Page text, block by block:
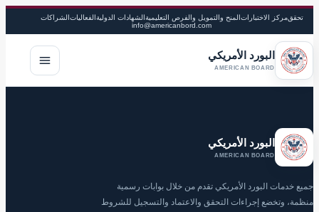
تحققمركز الاختباراتالمنح والتمويل والفرص التعليميةالشهادات الدوليةالفعالياتالشراكات
info@americanbord.com
البورد الأمريكي
AMERICAN BOARD
البورد الأمريكي
AMERICAN BOARD
جميع خدمات البورد الأمريكي تقدم من خلال بوابات رسمية
منظمة، وتخضع إجراءات التحقق والاعتماد والتسجيل للشروط